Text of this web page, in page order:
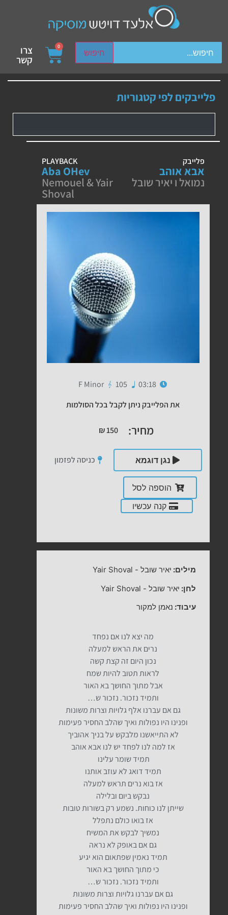
חיפוש
device users, explore by touch or with swipe gestures.
0 צרו
קשר
פלייבקים לפי קטגוריות
פלייבק
אבא אוהב
נמואל ו יאיר שובל
PLAYBACK
Aba OHev
Nemouel & Yair
Shoval
03:18
105
F Minor
את הפלייבק ניתן לקבל בכל הסולמות
מחיר: ₪150
נגן דוגמא כניסה לפזמון
הוספה לסל
קנה עכשיו
מילים: יאיר שובל -
Yair Shoval
לחן: יאיר שובל -
Yair Shoval
עיבוד: נאמן למקור
מה יצא לנו אם נפחד
נרים את הראש למעלה
נכון היום זה קצת קשה
לראות תטוב להיות שמח
אבל מתוך החושך בא האור
ותמיד נזכור. נזכור ש…
גם אם עברנו אלף גלויות וצרות משונות
ופנינו היו נפולות ואיך שהלב החסיר פעימות
לא התייאשנו מלבקש על בניך אהוביך
אז למה לנו לפחד יש לנו אבא אוהב
תמיד שומר עלינו
תמיד דואג לא עוזב אותנו
אז בוא נרים תראש למעלה
נבקש ביום ובלילה
שייתן לנו כוחות. נשמע רק בשורות טובות
אז בואו כולם נתפלל
נמשיך לבקש את המשיח
גם אם באופק לא נראה
תמיד נאמין שפתאום הוא יגיע
כי מתוך החושך בא האור
ותמיד נזכור. נזכור ש…
גם אם עברנו גלויות וצרות משונות
ופנינו היו נפולות ואיך שהלב החסיר פעימות